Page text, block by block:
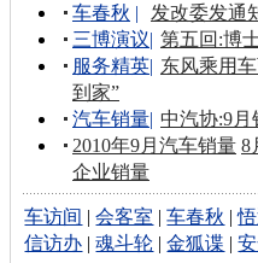
车春秋 |
发改委发通
三博演议| 第五回:博
服务精英| 东风乘用
到家”
汽车销量| 中汽协:9月
2010年9月汽车销量 8
企业销量
车访间 |会客室 |车春秋 |
信访办 |魂斗轮 |金狐谍 |